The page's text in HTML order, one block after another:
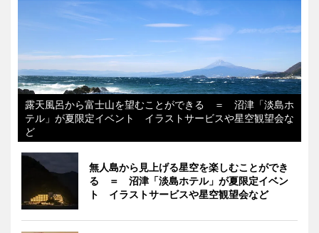
露天風呂から富士山を望むことができる ＝ 沼津「淡島ホ
テル」が夏限定イベント イラストサービスや星空観望会な
ど
無人島から見上げる星空を楽しむことができ
る ＝ 沼津「淡島ホテル」が夏限定イベン
ト イラストサービスや星空観望会など